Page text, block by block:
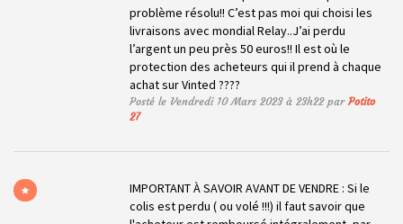
problème résolu!! C’est pas moi qui choisi les
livraisons avec mondial Relay..J’ai perdu
l’argent un peu près 50 euros!! Il est où le
protection des acheteurs qui il prend à chaque
achat sur Vinted ????
Posté le Vendredi 10 Mars 2023 à 23h22 parPotito
27
IMPORTANT À SAVOIR AVANT DE VENDRE : Si le
colis est perdu ( ou volé !!!) il faut savoir que